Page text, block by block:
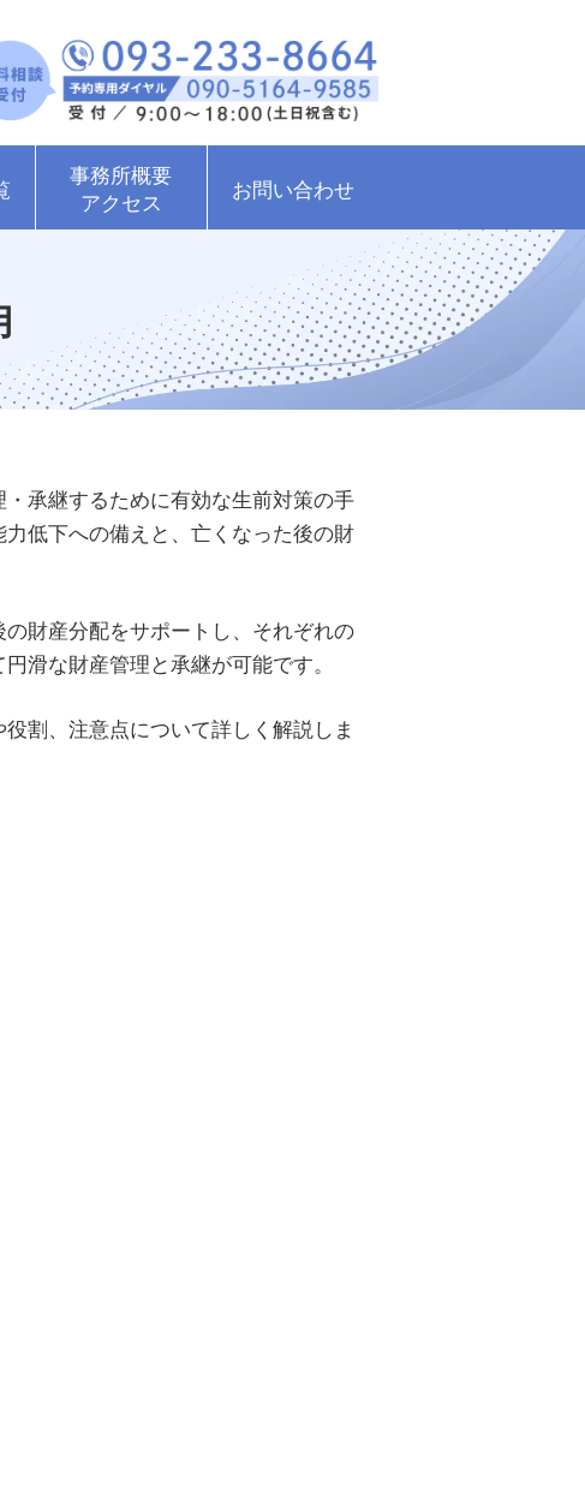
事務所概要
アクセス
お問い合わせ
承継するために有効な生前対策の手
低下への備えと、亡くなった後の財
財産分配をサポートし、それぞれの
滑な財産管理と承継が可能です。
割、注意点について詳しく解説しま